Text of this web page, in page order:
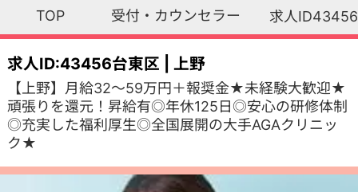
TOP 受付・カウンセラー 求人ID43456
求人ID:43456台東区 | 上野
【上野】月給32～59万円＋報奨金★未経験大歓迎★
頑張りを還元！昇給有◎年休125日◎安心の研修体制
◎充実した福利厚生◎全国展開の大手AGAクリニッ
ク★